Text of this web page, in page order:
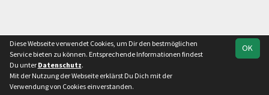
OK
Diese Webseite verwendet Cookies, um Dir den bestmöglichen
Service bieten zu können. Entsprechende Informationen findest
Du unter Datenschutz.
Mit der Nutzung der Webseite erklärst Du Dich mit der
Verwendung von Cookies einverstanden.